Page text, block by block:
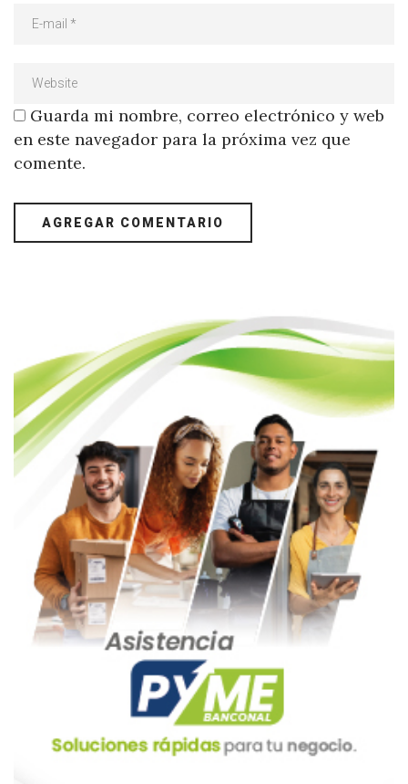
Guarda mi nombre, correo electrónico y web
en este navegador para la próxima vez que
comente.